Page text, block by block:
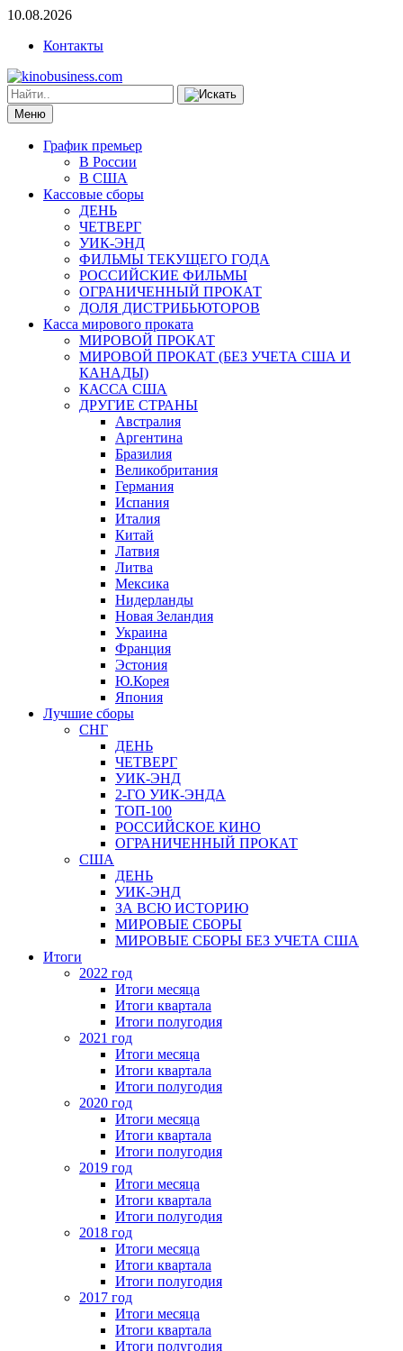
10.08.2026
Контакты
Меню
График премьер
В России
В США
Кассовые сборы
ДЕНЬ
ЧЕТВЕРГ
УИК-ЭНД
ФИЛЬМЫ ТЕКУЩЕГО ГОДА
РОССИЙСКИЕ ФИЛЬМЫ
ОГРАНИЧЕННЫЙ ПРОКАТ
ДОЛЯ ДИСТРИБЬЮТОРОВ
Касса мирового проката
МИРОВОЙ ПРОКАТ
МИРОВОЙ ПРОКАТ (БЕЗ УЧЕТА США И
КАНАДЫ)
КАССА США
ДРУГИЕ СТРАНЫ
Австралия
Аргентина
Бразилия
Великобритания
Германия
Испания
Италия
Китай
Латвия
Литва
Мексика
Нидерланды
Новая Зеландия
Украина
Франция
Эстония
Ю.Корея
Япония
Лучшие сборы
СНГ
ДЕНЬ
ЧЕТВЕРГ
УИК-ЭНД
2-ГО УИК-ЭНДА
ТОП-100
РОССИЙСКОЕ КИНО
ОГРАНИЧЕННЫЙ ПРОКАТ
США
ДЕНЬ
УИК-ЭНД
ЗА ВСЮ ИСТОРИЮ
МИРОВЫЕ СБОРЫ
МИРОВЫЕ СБОРЫ БЕЗ УЧЕТА США
Итоги
2022 год
Итоги месяца
Итоги квартала
Итоги полугодия
2021 год
Итоги месяца
Итоги квартала
Итоги полугодия
2020 год
Итоги месяца
Итоги квартала
Итоги полугодия
2019 год
Итоги месяца
Итоги квартала
Итоги полугодия
2018 год
Итоги месяца
Итоги квартала
Итоги полугодия
2017 год
Итоги месяца
Итоги квартала
Итоги полугодия